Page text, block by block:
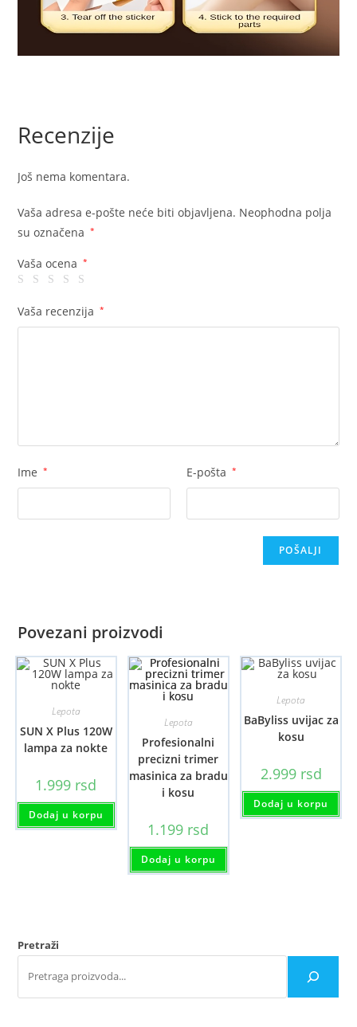
Recenzije
Još nema komentara.
Vaša adresa e-pošte neće biti objavljena. Neophodna polja
su označena
*
Vaša ocena *
Vaša recenzija *
Ime * E-pošta *
Povezani proizvodi
Lepota
SUN X Plus 120W
lampa za nokte
1.999 rsd
Dodaj u korpu
Lepota
Profesionalni
precizni trimer
masinica za bradu
i kosu
1.199 rsd
Dodaj u korpu
Lepota
BaByliss uvijac za
kosu
2.999 rsd
Dodaj u korpu
Pretraži